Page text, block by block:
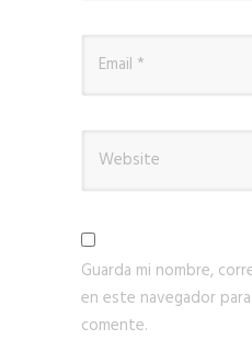
Guarda mi nombre,
en este navegador
comente.